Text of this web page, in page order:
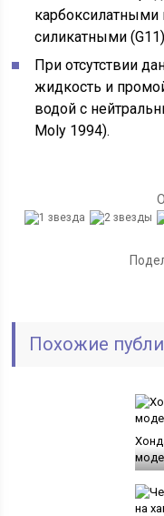
карбоксилатными
силикатными
При отсутствии
жидкость и
водой с
Moly 1994).
Похожие